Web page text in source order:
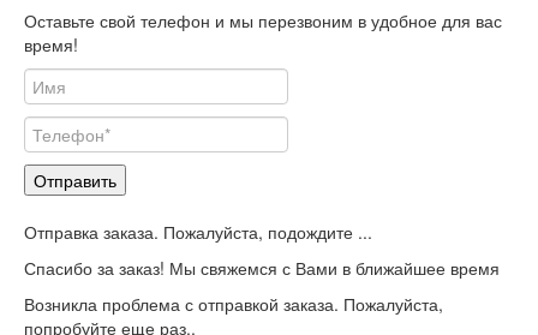
Оставьте свой телефон и мы перезвоним в удобное для вас
время!
Отправить
Отправка заказа. Пожалуйста, подождите ...
Спасибо за заказ! Мы свяжемся с Вами в ближайшее время
Возникла проблема с отправкой заказа. Пожалуйста,
попробуйте еще раз..